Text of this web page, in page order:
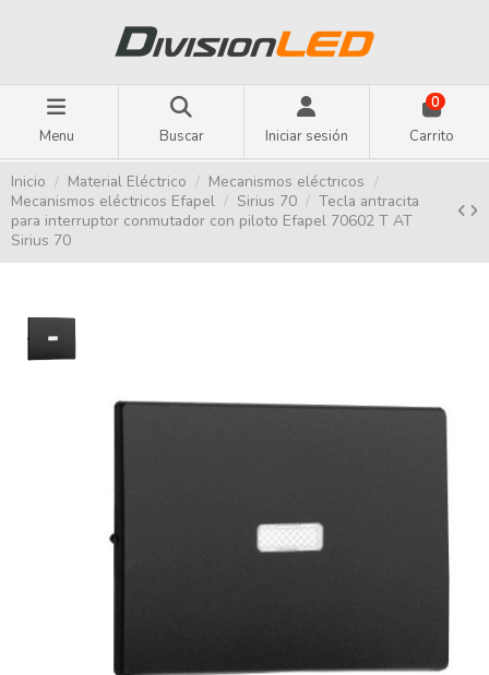
Menu Buscar Iniciar sesión
0
Carrito
Inicio Material Eléctrico
Mecanismos eléctricos
Mecanismos eléctricos Efapel
Sirius 70
Tecla antracita
para interruptor conmutador con piloto Efapel 70602 T AT
Sirius 70